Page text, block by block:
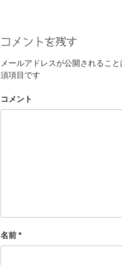
コメントを残す
メールアドレスが公開されること
須項目です
コメント
名前 *